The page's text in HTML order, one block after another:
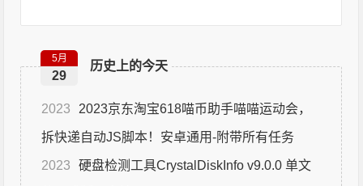
历史上的今天
5月
29
2023 2023京东淘宝618喵币助手喵喵运动会，
拆快递自动JS脚本！安卓通用-附带所有任务
2023 硬盘检测工具CrystalDiskInfo v9.0.0 单文